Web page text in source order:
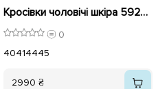
Кросівки чоловічі шкіра 592688 Чорні
0
40414445
2990 ₴